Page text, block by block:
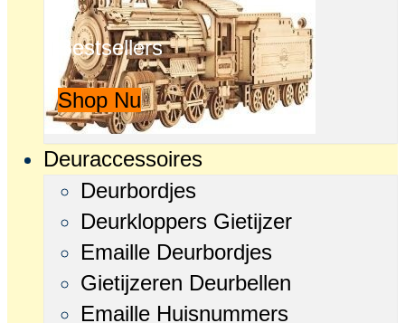
Bestsellers
Shop Nu
Deuraccessoires
Deurbordjes
Deurkloppers Gietijzer
Emaille Deurbordjes
Gietijzeren Deurbellen
Emaille Huisnummers